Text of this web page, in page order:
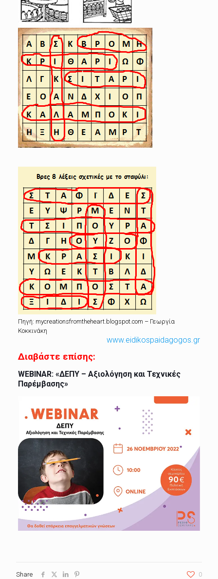
Πηγή: mycreationsfromtheheart.blogspot.com – Γεωργία
Κοκκινάκη
www.eidikospaidagogos.gr
Διαβάστε επίσης:
WEBINAR: «ΔΕΠΥ – Αξιολόγηση και Τεχνικές
Παρέμβασης»
Share 0